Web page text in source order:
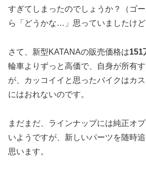
すぎてしまったのでしょうか？（ゴ
ら「どうかな…」思っていましたけど
さて、新型KATANAの販売価格は151
輪車よりずっと高価で、自身が所有
が、カッコイイと思ったバイクはカ
にはおれないのです。
まだまだ、ラインナップには純正オ
いようですが、新しいパーツを随時
思います。